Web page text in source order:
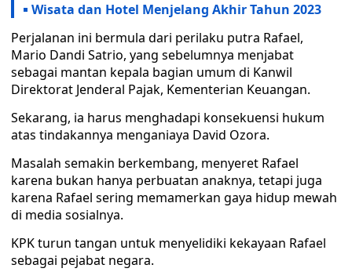
Wisata dan Hotel Menjelang Akhir Tahun 2023
Perjalanan ini bermula dari perilaku putra Rafael,
Mario Dandi Satrio, yang sebelumnya menjabat
sebagai mantan kepala bagian umum di Kanwil
Direktorat Jenderal Pajak, Kementerian Keuangan.
Sekarang, ia harus menghadapi konsekuensi hukum
atas tindakannya menganiaya David Ozora.
Masalah semakin berkembang, menyeret Rafael
karena bukan hanya perbuatan anaknya, tetapi juga
karena Rafael sering memamerkan gaya hidup mewah
di media sosialnya.
KPK turun tangan untuk menyelidiki kekayaan Rafael
sebagai pejabat negara.